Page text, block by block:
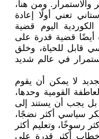
والاستمرار. ومن هنا،
تعني أولًا إعادة
اليوم قضية
قضية قدرة على
قابل للحياة، وخلق
في عالم شديد
لا يمكن أن يقوم
القومية وحدها،
بل يجب أن يستند إلى
سياسي أكثر نضجًا،
رسوخًا، وتعليم أكثر
وخطاب أكثر قدرة على